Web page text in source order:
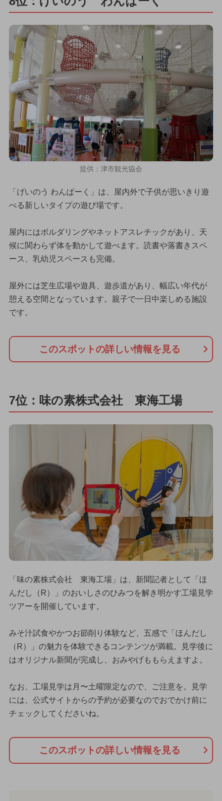
提供：津市観光協会
「げいのう わんぱーく」は、屋内外で子供が思いきり遊
べる新しいタイプの遊び場です。
屋内にはボルダリングやネットアスレチックがあり、天
候に関わらず体を動かして遊べます。読書や落書きスペ
ース、乳幼児スペースも完備。
屋外には芝生広場や遊具、遊歩道があり、幅広い年代が
憩える空間となっています。親子で一日中楽しめる施設
です。
このスポットの詳しい情報を見る
7位：味の素株式会社 東海工場
「味の素株式会社 東海工場」は、新聞記者として「ほ
んだし（R）」のおいしさのひみつを解き明かす工場見学
ツアーを開催しています。
みそ汁試食やかつお節削り体験など、五感で「ほんだし
（R）」の魅力を体験できるコンテンツが満載。見学後に
はオリジナル新聞が完成し、おみやげももらえますよ。
なお、工場見学は月〜土曜限定なので、ご注意を。見学
には、公式サイトからの予約が必要なのでおでかけ前に
チェックしてくださいね。
このスポットの詳しい情報を見る